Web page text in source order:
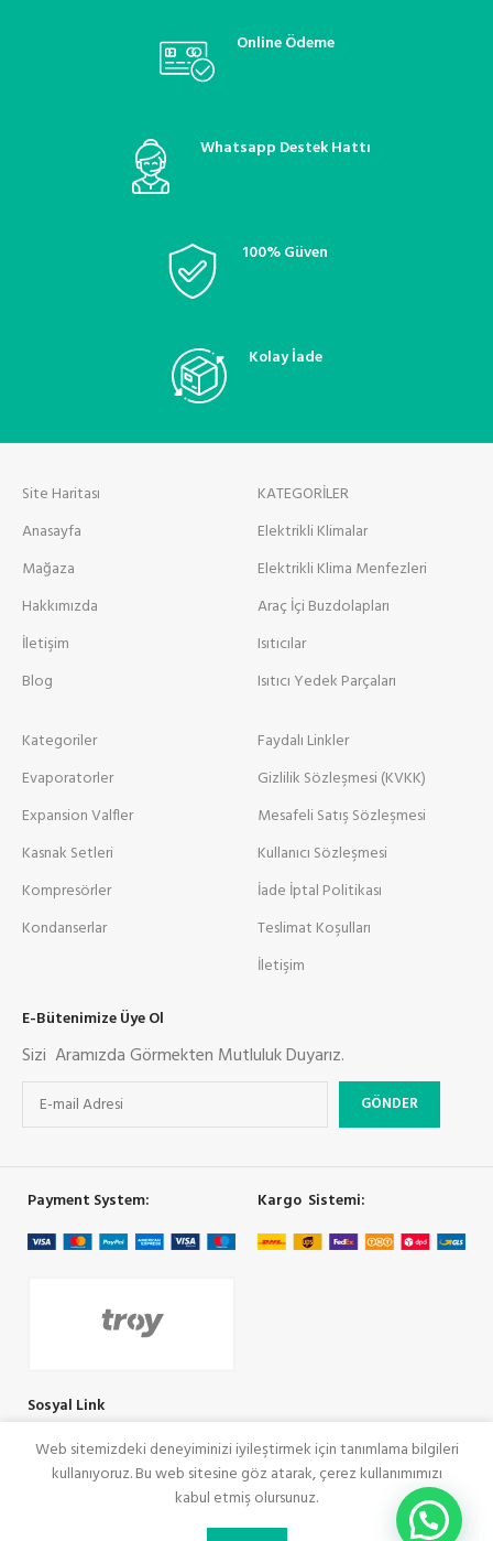
Online Ödeme
Whatsapp Destek Hattı
100% Güven
Kolay İade
Site Haritası
Anasayfa
Mağaza
Hakkımızda
İletişim
Blog
KATEGORİLER
Elektrikli Klimalar
Elektrikli Klima Menfezleri
Araç İçi Buzdolapları
Isıtıcılar
Isıtıcı Yedek Parçaları
Kategoriler
Evaporatorler
Expansion Valfler
Kasnak Setleri
Kompresörler
Kondanserlar
Faydalı Linkler
Gizlilik Sözleşmesi (KVKK)
Mesafeli Satış Sözleşmesi
Kullanıcı Sözleşmesi
İade İptal Politikası
Teslimat Koşulları
İletişim
E-Bütenimize Üye Ol
Sizi Aramızda Görmekten Mutluluk Duyarız.
Payment System: Kargo Sistemi:
Sosyal Link
SeoRey Tarafından Yapılmıştır. Tüm Hakları Saklıdır
Web sitemizdeki deneyiminizi iyileştirmek için tanımlama bilgileri
kullanıyoruz. Bu web sitesine göz atarak, çerez kullanımımızı
kabul etmiş olursunuz.